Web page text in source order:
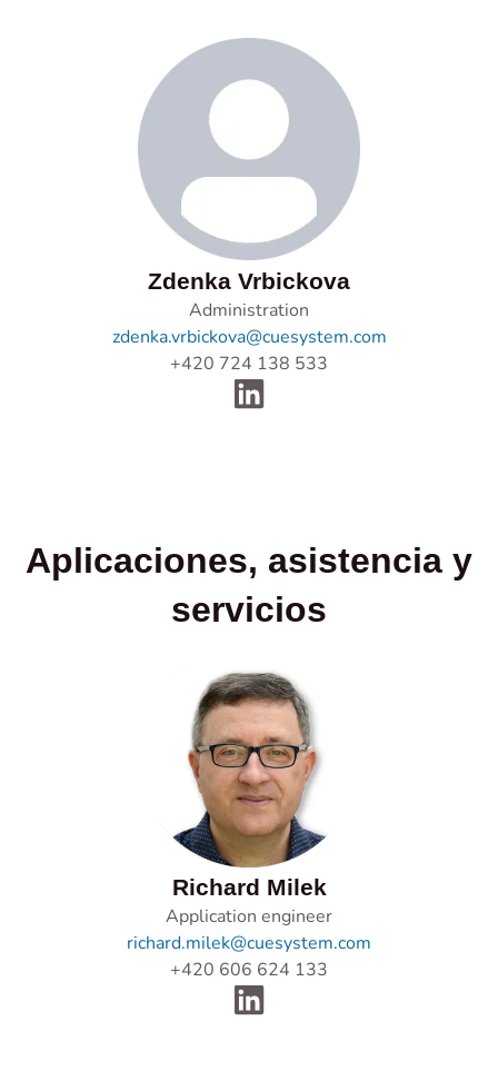
Zdenka Vrbickova
Administration
zdenka.vrbickova@cuesystem.com
+420 724 138 533
Aplicaciones, asistencia y
servicios
Richard Milek
Application engineer
richard.milek@cuesystem.com
+420 606 624 133